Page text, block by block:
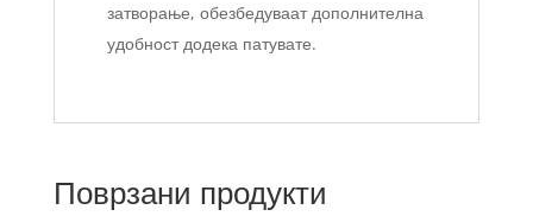
затворање, обезбедуваат дополнителна
удобност додека патувате.
Поврзани продукти